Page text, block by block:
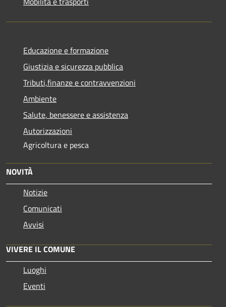
Educazione e formazione
Giustizia e sicurezza pubblica
Tributi,finanze e contravvenzioni
Ambiente
Salute, benessere e assistenza
Autorizzazioni
Agricoltura e pesca
NOVITÀ
Notizie
Comunicati
Avvisi
VIVERE IL COMUNE
Luoghi
Eventi